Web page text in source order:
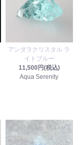
アンダラクリスタル ラ
イトブルー
11,500円(税込)
Aqua Serenity